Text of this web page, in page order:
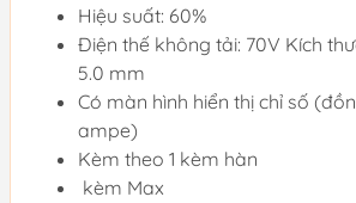
Hiệu suất: 60%
Điện thế không tải: 70V Kích
5.0 mm
Có màn hình hiển thị chỉ số
ampe)
Kèm theo 1 kèm hàn
kèm Max